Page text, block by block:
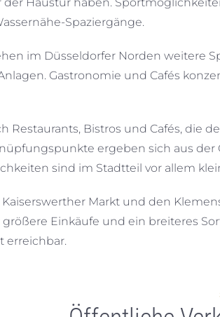
Spaziergänge.
im Düsseldorfer Norden weitere
Gastronomie und Cafés
Restaurants, Bistros und Cafés, die
ergeben sich aus
sind im Stadtteil vor allem
Markt und den
größere Einkäufe und ein breiteres
erreichbar.